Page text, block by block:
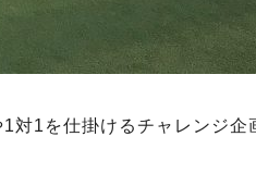
1を仕掛けるチャレンジ